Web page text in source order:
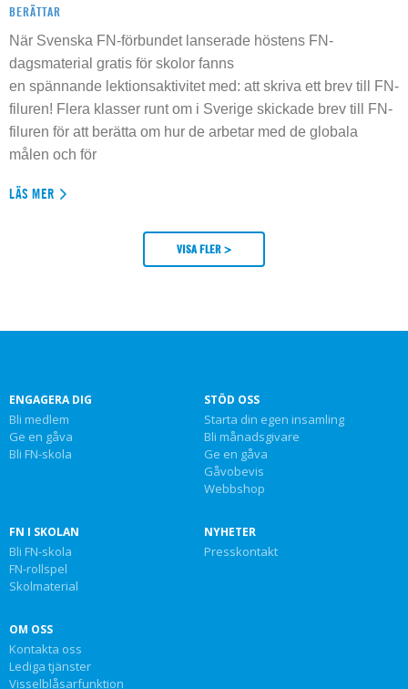
BERÄTTAR
När Svenska FN-förbundet lanserade höstens FN-
dagsmaterial gratis för skolor fanns
en spännande lektionsaktivitet med: att skriva ett brev till FN-
filuren! Flera klasser runt om i Sverige skickade brev till FN-
filuren för att berätta om hur de arbetar med de globala
målen och för
LÄS MER
VISA FLER >
ENGAGERA DIG
Bli medlem
Ge en gåva
Bli FN-skola
STÖD OSS
Starta din egen insamling
Bli månadsgivare
Ge en gåva
Gåvobevis
Webbshop
FN I SKOLAN
Bli FN-skola
FN-rollspel
Skolmaterial
NYHETER
Presskontakt
OM OSS
Kontakta oss
Lediga tjänster
Visselblåsarfunktion